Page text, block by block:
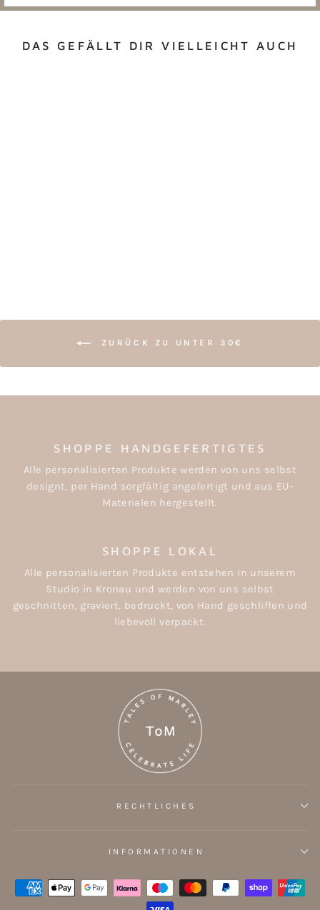
DAS GEFÄLLT DIR VIELLEICHT AUCH
ZURÜCK ZU UNTER 30€
SHOPPE HANDGEFERTIGTES
Alle personalisierten Produkte werden von uns selbst
designt, per Hand sorgfältig angefertigt und aus EU-
Materialen hergestellt.
SHOPPE LOKAL
Alle personalisierten Produkte entstehen in unserem
Studio in Kronau und werden von uns selbst
geschnitten, graviert, bedruckt, von Hand geschliffen und
liebevoll verpackt.
RECHTLICHES
INFORMATIONEN